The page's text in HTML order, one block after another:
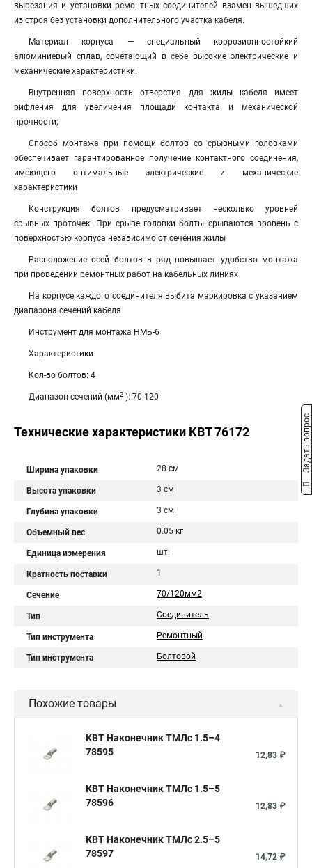
вырезания и установки ремонтных соединителей взамен вышедших
из строя без установки дополнительного участка кабеля.
Материал корпуса — специальный коррозионностойкий
алюминиевый сплав, сочетающий в себе высокие электрические и
механические характеристики.
Внутренняя поверхность отверстия для жилы кабеля имеет
рифления для увеличения площади контакта и механической
прочности;
Способ монтажа при помощи болтов со срывными головками
обеспечивает гарантированное получение контактного соединения,
имеющего оптимальные электрические и механические
характеристики
Конструкция болтов предусматривает несколько уровней
срывных проточек. При срыве головки болты срываются вровень с
поверхностью корпуса независимо от сечения жилы
Расположение осей болтов в ряд повышает удобство монтажа
при проведении ремонтных работ на кабельных линиях
На корпусе каждого соединителя выбита маркировка с указанием
диапазона сечений кабеля
Инструмент для монтажа НМБ-6
Характеристики
Кол-во болтов: 4
Диапазон сечений (мм2 ): 70-120
Технические характеристики КВТ 76172
Ширина упаковки 28 см
Высота упаковки 3 см
Глубина упаковки 3 см
Объемный вес 0.05 кг
Единица измерения шт.
Кратность поставки 1
Сечение 70/120мм2
Тип Соединитель
Тип инструмента Ремонтный
Тип инструмента Болтовой
Похожие товары
КВТ Наконечник ТМЛс 1.5–4
78595
12,83 ₽
КВТ Наконечник ТМЛс 1.5–5
78596
12,83 ₽
КВТ Наконечник ТМЛс 2.5–5
78597
14,72 ₽
Задать вопрос